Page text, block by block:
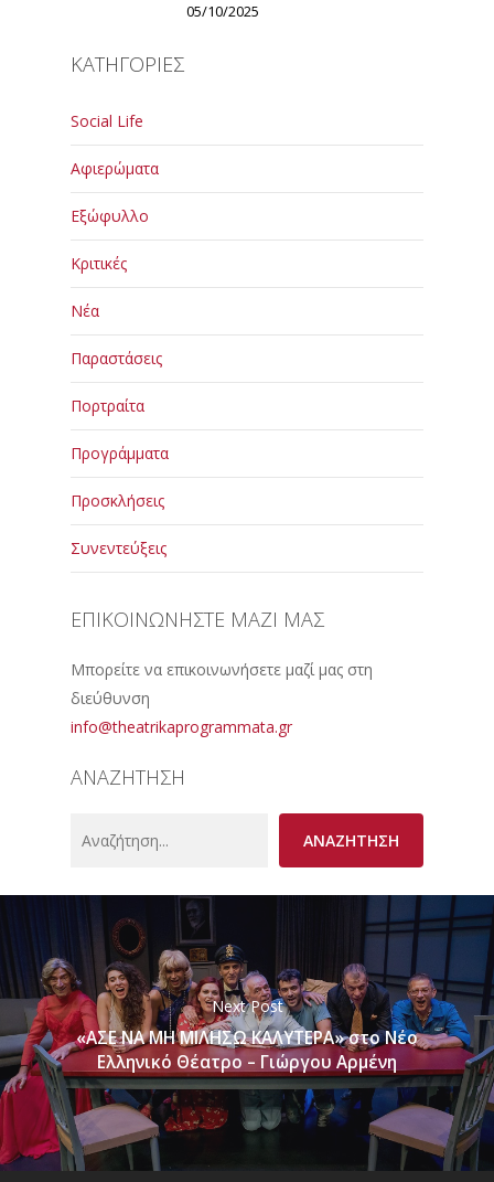
05/10/2025
ΚΑΤΗΓΟΡΙΕΣ
Social Life
Αφιερώματα
Εξώφυλλο
Κριτικές
Νέα
Παραστάσεις
Πορτραίτα
Προγράμματα
Προσκλήσεις
Συνεντεύξεις
ΕΠΙΚΟΙΝΩΝΗΣΤΕ ΜΑΖΙ ΜΑΣ
Μπορείτε να επικοινωνήσετε μαζί μας στη
διεύθυνση
info@theatrikaprogrammata.gr
ΑΝΑΖΗΤΗΣΗ
ΑΝΑΖΗΤΗΣΗ
Next Post
«ΑΣΕ ΝΑ ΜΗ ΜΙΛΗΣΩ ΚΑΛΥΤΕΡΑ» στο Νέο
Ελληνικό Θέατρo – Γιώργου Αρμένη